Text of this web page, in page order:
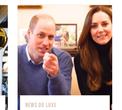
NEWS DU LUXE